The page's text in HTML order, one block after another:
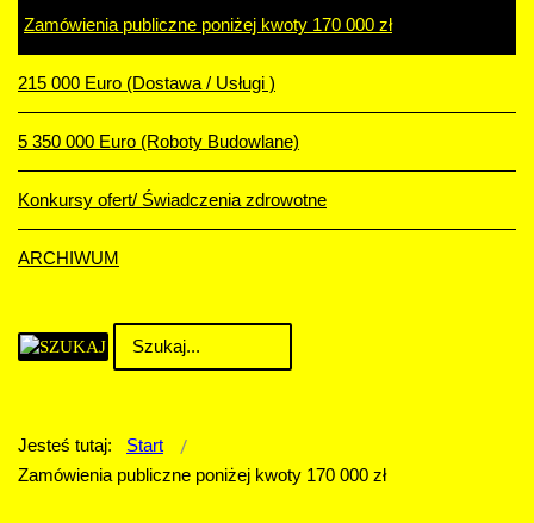
Zamówienia publiczne poniżej kwoty 170 000 zł
215 000 Euro (Dostawa / Usługi )
5 350 000 Euro (Roboty Budowlane)
Konkursy ofert/ Świadczenia zdrowotne
ARCHIWUM
Jesteś tutaj:
Start
Zamówienia publiczne poniżej kwoty 170 000 zł